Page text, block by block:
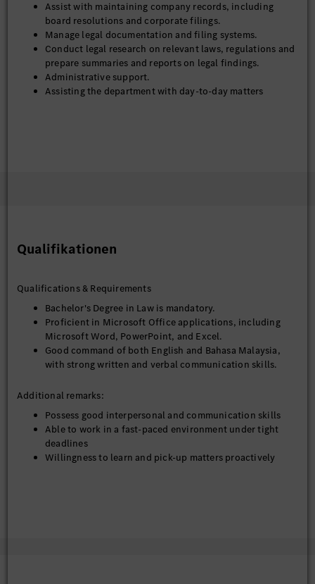
Assist with maintaining company records, including
board resolutions and corporate filings.
Manage legal documentation and filing systems.
Conduct legal research on relevant laws, regulations and
prepare summaries and reports on legal findings.
Administrative support.
Assisting the department with day-to-day matters
Qualifikationen
Qualifications & Requirements
Bachelor's Degree in Law is mandatory.
Proficient in Microsoft Office applications, including
Microsoft Word, PowerPoint, and Excel.
Good command of both English and Bahasa Malaysia,
with strong written and verbal communication skills.
Additional remarks:
Possess good interpersonal and communication skills
Able to work in a fast-paced environment under tight
deadlines
Willingness to learn and pick-up matters proactively